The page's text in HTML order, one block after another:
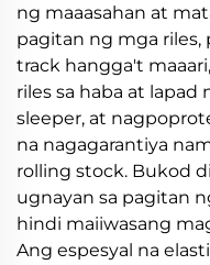
ng maaasahan at
pagitan ng mga
track hangga't
riles sa haba at
sleeper, at
na nagagarantiya
rolling stock. Bukod
ugnayan sa pagitan
hindi maiiwasang
Ang espesyal na